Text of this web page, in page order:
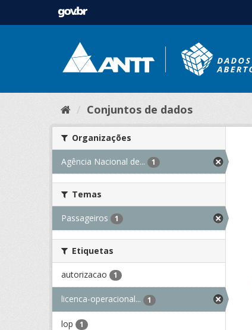
Conjuntos de dados
Organizações
Agência Nacional de... 1
Temas
Passageiros 1
Etiquetas
autorizacao 1
licenca-operacional... 1
lop 1